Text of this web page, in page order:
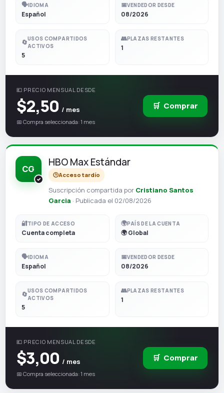
🗣️IDIOMA
Español
📅VENDEDOR DESDE
08/2026
🔄USOS COMPARTIDOS
ACTIVOS
5
👥PLAZAS RESTANTES
1
💶 PRECIO MENSUAL DESDE
$2,50 / mes
📅 Compra seleccionada: 1 mes
🛒 Comprar
CG
HBO Max Estándar
🕒Acceso tardío
Suscripción compartida por Cristiano Santos
Garcia · Publicada el 02/08/2026
🔐TIPO DE ACCESO
Cuenta completa
🌍PAÍS DE LA CUENTA
🌍 Global
🗣️IDIOMA
Español
📅VENDEDOR DESDE
08/2026
🔄USOS COMPARTIDOS
ACTIVOS
5
👥PLAZAS RESTANTES
1
💶 PRECIO MENSUAL DESDE
$3,00 / mes
📅 Compra seleccionada: 1 mes
🛒 Comprar